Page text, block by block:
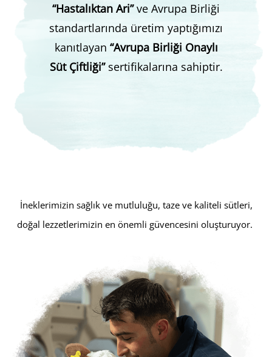
“Hastalıktan Ari”ve Avrupa Birliği
standartlarında üretim yaptığımızı
kanıtlayan “Avrupa Birliği Onaylı
Süt Çiftliği”sertifikalarına sahiptir.
İneklerimizin sağlık ve mutluluğu, taze ve kaliteli sütleri,
doğal lezzetlerimizin en önemli güvencesini oluşturuyor.